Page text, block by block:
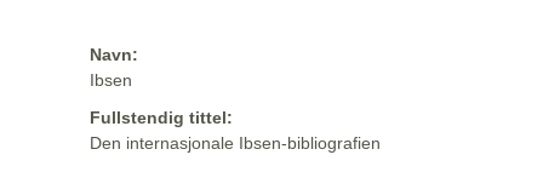
Navn:
Ibsen
Fullstendig tittel:
Den internasjonale Ibsen-bibliografien